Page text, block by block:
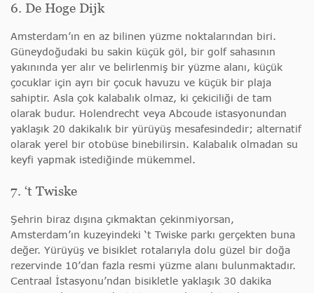
6. De Hoge Dijk
Amsterdam’ın en az bilinen yüzme noktalarından biri.
Güneydoğudaki bu sakin küçük göl, bir golf sahasının
yakınında yer alır ve belirlenmiş bir yüzme alanı, küçük
çocuklar için ayrı bir çocuk havuzu ve küçük bir plaja
sahiptir. Asla çok kalabalık olmaz, ki çekiciliği de tam
olarak budur. Holendrecht veya Abcoude istasyonundan
yaklaşık 20 dakikalık bir yürüyüş mesafesindedir; alternatif
olarak yerel bir otobüse binebilirsin. Kalabalık olmadan su
keyfi yapmak istediğinde mükemmel.
7. ‘t Twiske
Şehrin biraz dışına çıkmaktan çekinmiyorsan,
Amsterdam’ın kuzeyindeki ‘t Twiske parkı gerçekten buna
değer. Yürüyüş ve bisiklet rotalarıyla dolu güzel bir doğa
rezervinde 10’dan fazla resmi yüzme alanı bulunmaktadır.
Centraal İstasyonu’ndan bisikletle yaklaşık 30 dakika